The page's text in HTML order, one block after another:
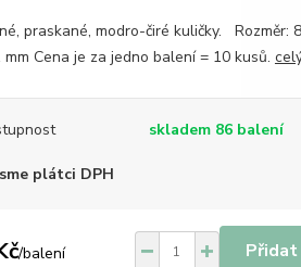
praskané, modro-čiré kuličky. Rozměr:
mm Cena je za jedno balení = 10 kusů.
skladem 86 balení
plátci DPH
/balení Přidat